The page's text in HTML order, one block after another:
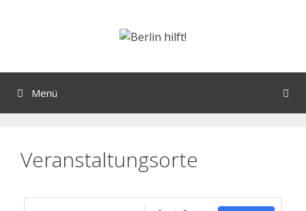
Menü
Veranstaltungsorte